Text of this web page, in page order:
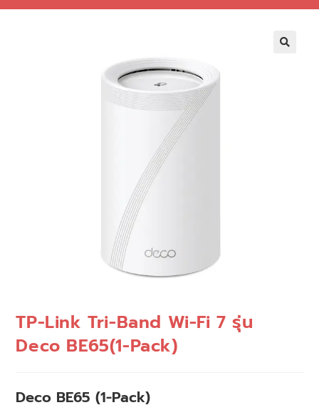
TP-Link Tri-Band Wi-Fi 7 รุ่น
Deco BE65(1-Pack)
Deco BE65 (1-Pack)